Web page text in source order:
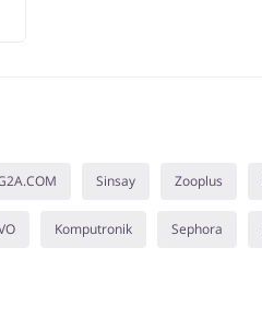
Sinsay Zooplus
Komputronik Sephora